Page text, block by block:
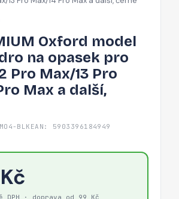
Max/14
Pro
Max
a
Oxford model
na opasek pro
Pro Max/13 Pro
Max a další,
BLK EAN: 5903396184949
DPH · doprava od 99 Kč